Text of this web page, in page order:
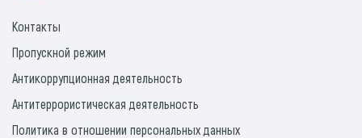
Контакты
Пропускной режим
Антикоррупционная деятельность
Антитеррористическая деятельность
Политика в отношении персональных данных